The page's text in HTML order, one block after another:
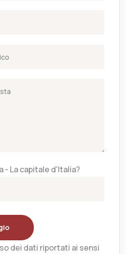
- La capitale d'Italia?
dei dati riportati ai sensi